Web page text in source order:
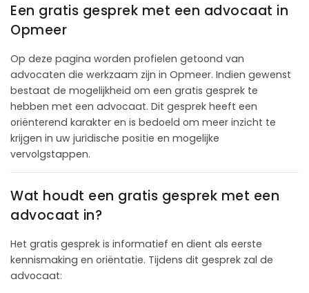
Een gratis gesprek met een advocaat in
Opmeer
Op deze pagina worden profielen getoond van
advocaten die werkzaam zijn in Opmeer. Indien gewenst
bestaat de mogelijkheid om een gratis gesprek te
hebben met een advocaat. Dit gesprek heeft een
oriënterend karakter en is bedoeld om meer inzicht te
krijgen in uw juridische positie en mogelijke
vervolgstappen.
Wat houdt een gratis gesprek met een
advocaat in?
Het gratis gesprek is informatief en dient als eerste
kennismaking en oriëntatie. Tijdens dit gesprek zal de
advocaat: